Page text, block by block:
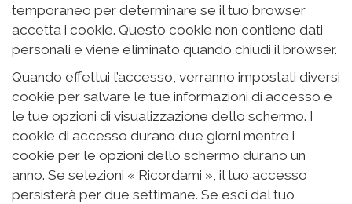
temporaneo per determinare se il tuo browser
accetta i cookie. Questo cookie non contiene dati
personali e viene eliminato quando chiudi il browser.
Quando effettui l’accesso, verranno impostati diversi
cookie per salvare le tue informazioni di accesso e
le tue opzioni di visualizzazione dello schermo. I
cookie di accesso durano due giorni mentre i
cookie per le opzioni dello schermo durano un
anno. Se selezioni « Ricordami », il tuo accesso
persisterà per due settimane. Se esci dal tuo